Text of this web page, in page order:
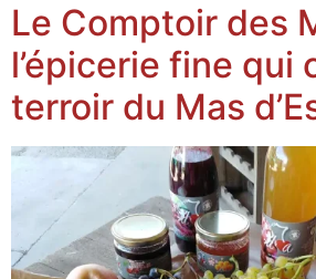
Le Comptoir des
l’épicerie fine qui
terroir du Mas